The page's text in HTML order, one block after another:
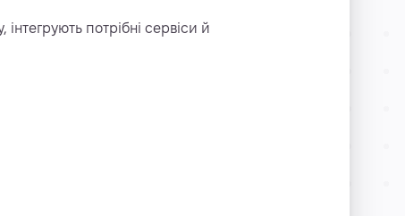
потрібні сервіси й